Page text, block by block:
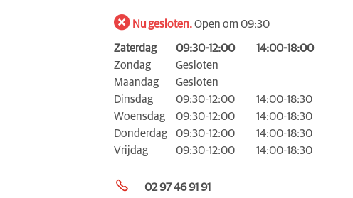
Nu gesloten.Open om 09:30
Zaterdag 09:30-12:00
14:00-18:00
Zondag
Gesloten
Maandag
Gesloten
Dinsdag
09:30-12:00
14:00-18:30
Woensdag
09:30-12:00
14:00-18:30
Donderdag
09:30-12:00
14:00-18:30
Vrijdag
09:30-12:00 14:00-18:30
02 97 46 91 91